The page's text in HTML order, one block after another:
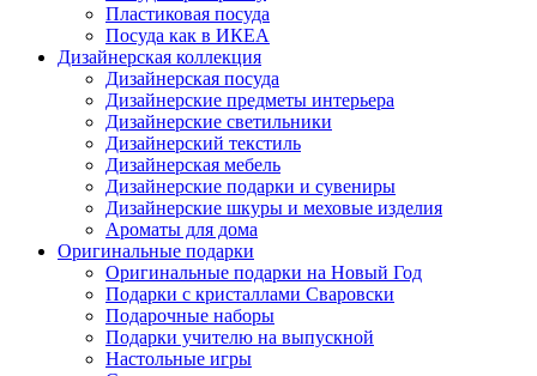
Пластиковая посуда
Посуда как в ИКЕА
Дизайнерская коллекция
Дизайнерская посуда
Дизайнерские предметы интерьера
Дизайнерские светильники
Дизайнерский текстиль
Дизайнерская мебель
Дизайнерские подарки и сувениры
Дизайнерские шкуры и меховые изделия
Ароматы для дома
Оригинальные подарки
Оригинальные подарки на Новый Год
Подарки с кристаллами Сваровски
Подарочные наборы
Подарки учителю на выпускной
Настольные игры